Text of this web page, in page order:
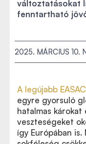
változtatásokat
fenntartható
2025. MÁRCIUS 10.
A legújabb
egyre gyorsuló
hatalmas
veszteségeket
így Európában